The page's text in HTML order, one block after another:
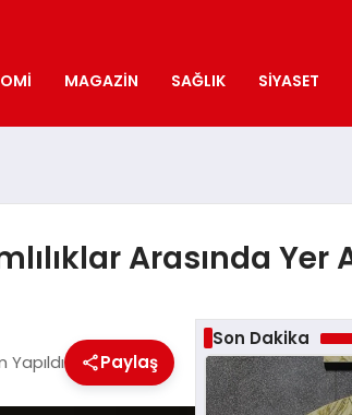
MAGAZIN SAĞLIK SIYASET
Arasında Yer
Yapıldı Paylaş
Son Dakika